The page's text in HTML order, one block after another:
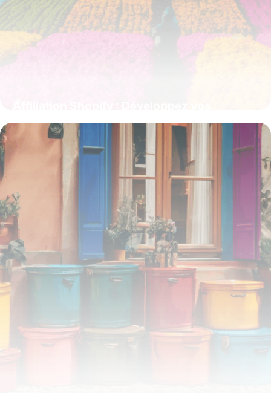
revenus grâce à un partenariat innovant
15 juin 2026